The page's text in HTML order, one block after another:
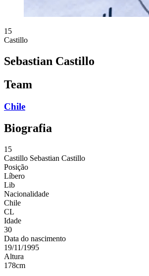
15
Castillo
Sebastian Castillo
Team
Chile
Biografia
15
Castillo Sebastian Castillo
Posição
Líbero
Lib
Nacionalidade
Chile
CL
Idade
30
Data do nascimento
19/11/1995
Altura
178cm